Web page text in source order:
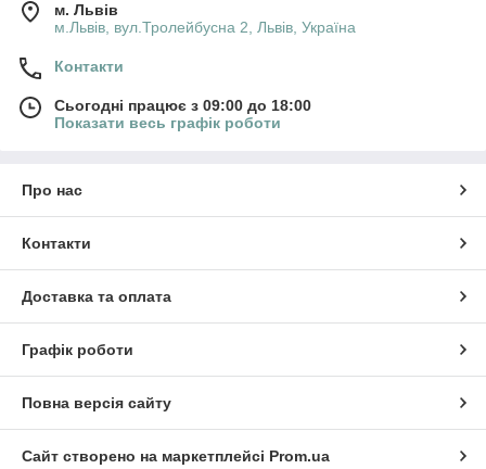
м. Львів
м.Львів, вул.Тролейбусна 2, Львів, Україна
Контакти
Сьогодні працює з 09:00 до 18:00
Показати весь графік роботи
Про нас
Контакти
Доставка та оплата
Графік роботи
Повна версія сайту
Сайт створено на маркетплейсі Prom.ua